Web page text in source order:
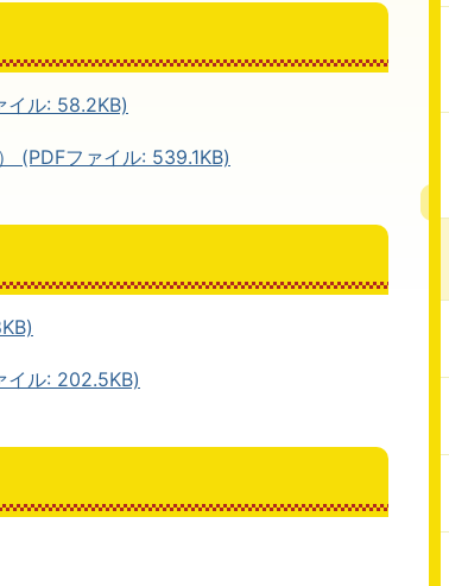
イル: 58.2KB)
(PDFファイル: 539.1KB)
イル: 202.5KB)